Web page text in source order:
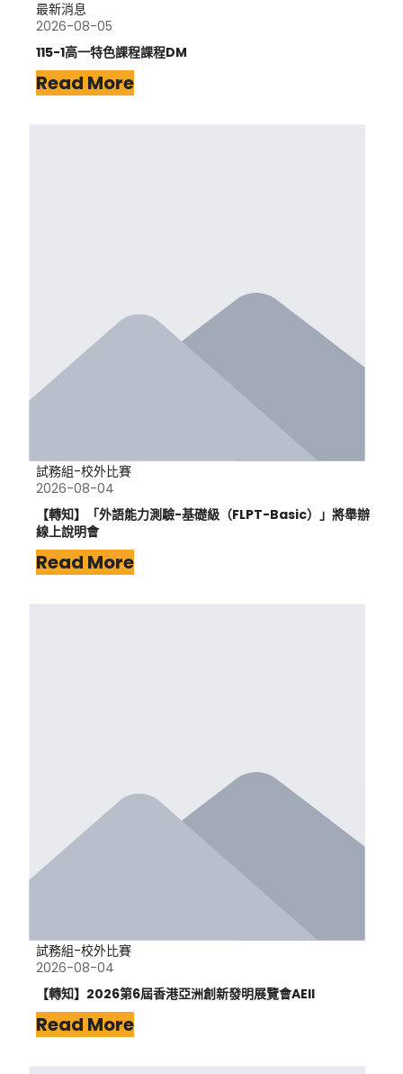
最新消息
2026-08-05
115-1高一特色課程課程DM
Read More
試務組-校外比賽
2026-08-04
【轉知】「外語能力測驗-基礎級（FLPT-Basic）」將舉辦
線上說明會
Read More
試務組-校外比賽
2026-08-04
【轉知】2026第6屆香港亞洲創新發明展覽會AEII
Read More